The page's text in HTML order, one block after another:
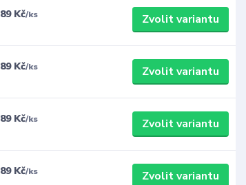
89 Kč/ks Zvolit variantu
89 Kč/ks Zvolit variantu
89 Kč/ks Zvolit variantu
89 Kč/ks Zvolit variantu